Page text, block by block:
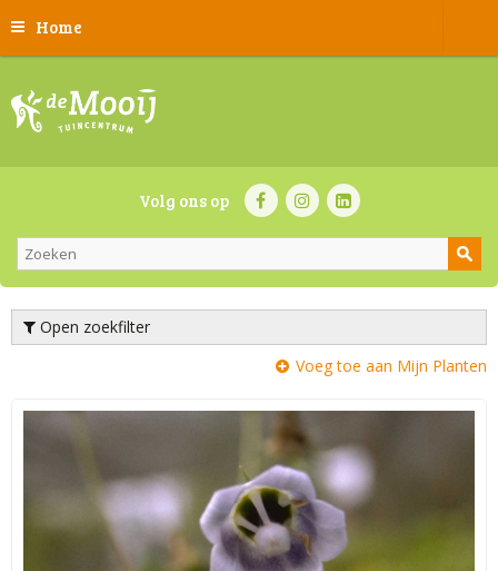
Home
Volg ons op
Open zoekfilter
Voeg toe aan Mijn Planten